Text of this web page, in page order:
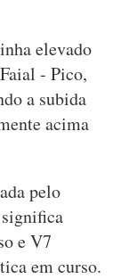
elevado
- Pico,
a subida
acima
pelo
e V7
em curso.